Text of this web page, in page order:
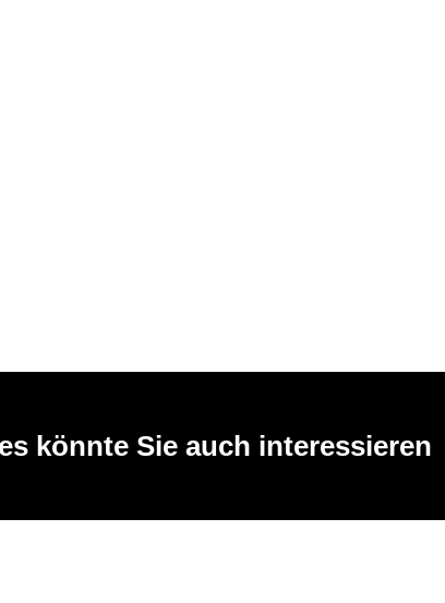
könnte Sie auch interessieren